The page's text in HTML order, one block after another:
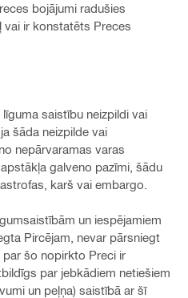
bojājumi radušies
vai ir konstatēts Preces
saistību neizpildi vai
šāda neizpilde vai
nepārvaramas varas
galveno pazīmi, šādu
karš vai embargo.
un iespējamiem
Pircējam, nevar pārsniegt
šo nopirkto Preci ir
par jebkādiem netiešiem
un peļņa) saistībā ar šī